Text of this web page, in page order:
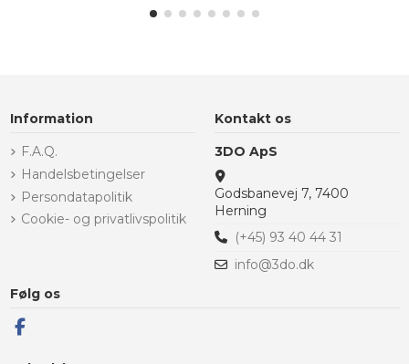
Information
F.A.Q.
Handelsbetingelser
Persondatapolitik
Cookie- og privatlivspolitik
Kontakt os
3DO ApS
Godsbanevej 7, 7400
Herning
(+45) 93 40 44 31
info@3do.dk
Følg os